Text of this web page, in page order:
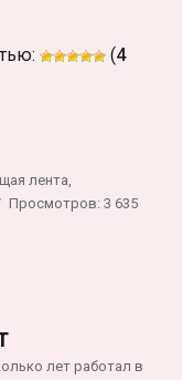
(4
лента,
Просмотров: 3 635
лет работал в